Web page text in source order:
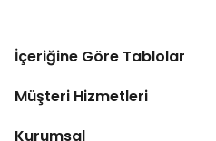
İçeriğine Göre Tablolar
Müşteri Hizmetleri
Kurumsal